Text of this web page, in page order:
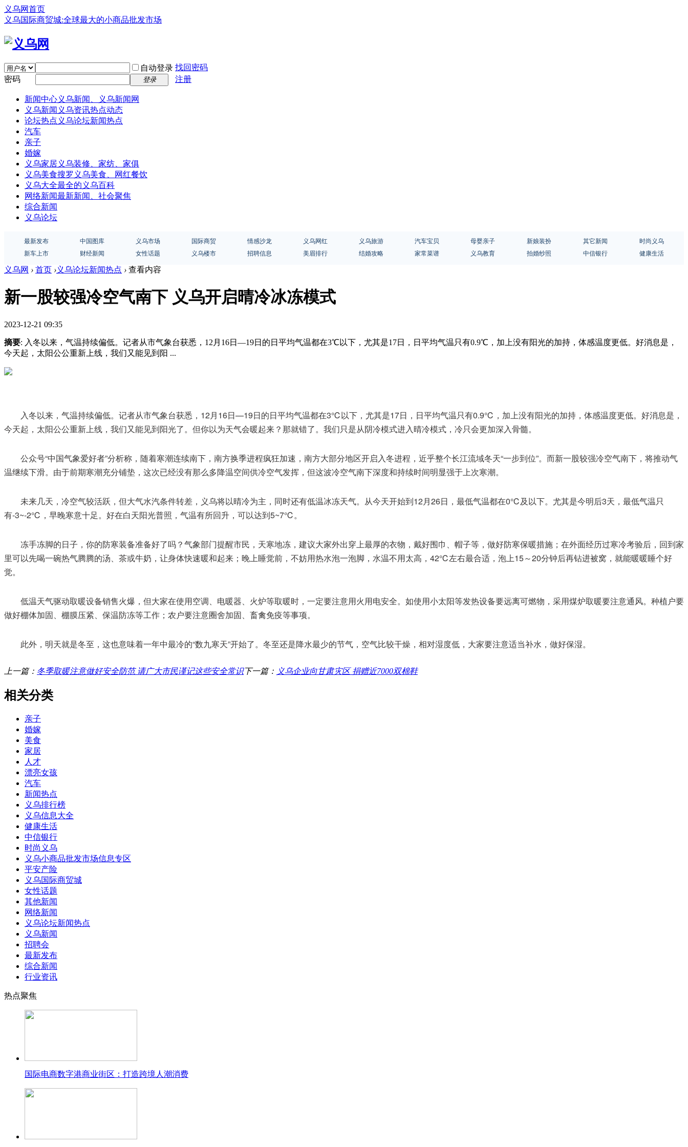
义乌网首页
义乌国际商贸城:全球最大的小商品批发市场
自动登录 找回密码
密码
登录 注册
新闻中心义乌新闻、义乌新闻网
义乌新闻 义乌资讯热点动态
论坛热点 义乌论坛新闻热点
汽车
亲子
婚嫁
义乌家居义乌装修、家纺、家俱
义乌美食搜罗义乌美食、网红餐饮
义乌大全最全的义乌百科
网络新闻最新新闻、社会聚焦
综合新闻
义乌论坛
最新发布 中国图库 义乌市场 国际商贸 情感沙龙 义乌网红 义乌旅游 汽车宝贝 母婴亲子 新娘装扮 其它新闻
时尚义乌
新车上市
财经新闻 女性话题 义乌楼市 招聘信息 美眉排行 结婚攻略 家常菜谱 义乌教育 拍婚纱照 中信银行 健康生活
义乌网 › 首页 ›义乌论坛新闻热点 › 查看内容
新一股较强冷空气南下 义乌开启晴冷冰冻模式
2023-12-21 09:35
摘要: 入冬以来，气温持续偏低。记者从市气象台获悉，12月16日—19日的日平均气温都在3℃以下，尤其是17日，日平均气温只有0.9℃，加上没有阳光的加持，体感温度更低。好消息是，
今天起，太阳公公重新上线，我们又能见到阳 ...
入冬以来，气温持续偏低。记者从市气象台获悉，12月16日—19日的日平均气温都在3℃以下，尤其是17日，日平均气温只有0.9℃，加上没有阳光的加持，体感温度更低。好消息是，
今天起，太阳公公重新上线，我们又能见到阳光了。但你以为天气会暖起来？那就错了。我们只是从阴冷模式进入晴冷模式，冷只会更加深入骨髓。
公众号“中国气象爱好者”分析称，随着寒潮连续南下，南方换季进程疯狂加速，南方大部分地区开启入冬进程，近乎整个长江流域冬天“一步到位”。而新一股较强冷空气南下，将推动气
温继续下滑。由于前期寒潮充分铺垫，这次已经没有那么多降温空间供冷空气发挥，但这波冷空气南下深度和持续时间明显强于上次寒潮。
未来几天，冷空气较活跃，但大气水汽条件转差，义乌将以晴冷为主，同时还有低温冰冻天气。从今天开始到12月26日，最低气温都在0℃及以下。尤其是今明后3天，最低气温只
有-3~-2℃，早晚寒意十足。好在白天阳光普照，气温有所回升，可以达到5~7℃。
冻手冻脚的日子，你的防寒装备准备好了吗？气象部门提醒市民，天寒地冻，建议大家外出穿上最厚的衣物，戴好围巾、帽子等，做好防寒保暖措施；在外面经历过寒冷考验后，回到家
里可以先喝一碗热气腾腾的汤、茶或牛奶，让身体快速暖和起来；晚上睡觉前，不妨用热水泡一泡脚，水温不用太高，42℃左右最合适，泡上15～20分钟后再钻进被窝，就能暖暖睡个好
觉。
低温天气驱动取暖设备销售火爆，但大家在使用空调、电暖器、火炉等取暖时，一定要注意用火用电安全。如使用小太阳等发热设备要远离可燃物，采用煤炉取暖要注意通风。种植户要
做好棚体加固、棚膜压紧、保温防冻等工作；农户要注意圈舍加固、畜禽免疫等事项。
此外，明天就是冬至，这也意味着一年中最冷的“数九寒天”开始了。冬至还是降水最少的节气，空气比较干燥，相对湿度低，大家要注意适当补水，做好保湿。
上一篇： 冬季取暖注意做好安全防范 请广大市民谨记这些安全常识下一篇： 义乌企业向甘肃灾区 捐赠近7000双棉鞋
相关分类
亲子
婚嫁
美食
家居
人才
漂亮女孩
汽车
新闻热点
义乌排行榜
义乌信息大全
健康生活
中信银行
时尚义乌
义乌小商品批发市场信息专区
平安产险
义乌国际商贸城
女性话题
其他新闻
网络新闻
义乌论坛新闻热点
义乌新闻
招聘会
最新发布
综合新闻
行业资讯
热点聚焦
国际电商数字港商业街区：打造跨境人潮消费